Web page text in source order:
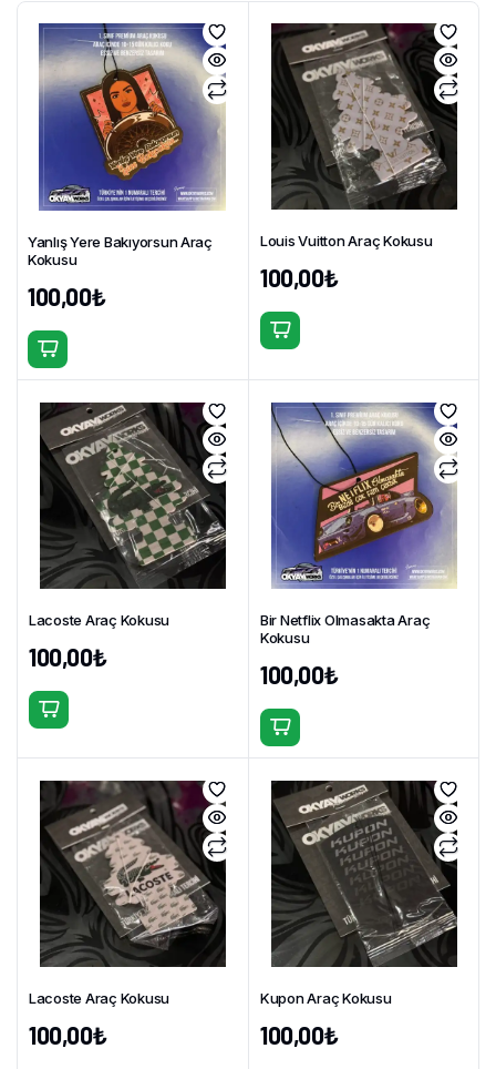
Yanlış Yere Bakıyorsun Araç
Kokusu
100,00₺
Louis Vuitton Araç Kokusu
100,00₺
Lacoste Araç Kokusu
100,00₺
Bir Netflix Olmasakta Araç
Kokusu
100,00₺
Lacoste Araç Kokusu
100,00₺
Kupon Araç Kokusu
100,00₺